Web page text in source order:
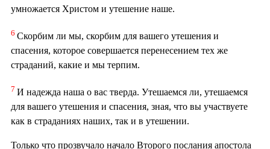
умножается Христом и утешение наше.
6 Скорбим ли мы, скорбим для вашего утешения и
спасения, которое совершается перенесением тех же
страданий, какие и мы терпим.
7 И надежда наша о вас тверда. Утешаемся ли, утешаемся
для вашего утешения и спасения, зная, что вы участвуете
как в страданиях наших, так и в утешении.
Только что прозвучало начало Второго послания апостола